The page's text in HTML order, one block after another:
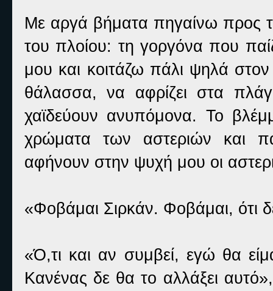
Με αργά βήματα πηγαίνω προς
του πλοίου: τη γοργόνα που
μου και κοιτάζω πάλι ψηλά
θάλασσα, να αφρίζει στα
χαϊδεύουν ανυπόμονα. Το
χρώματα των αστεριών και
αφήνουν στην ψυχή μου οι
«Φοβάμαι Σιρκάν. Φοβάμαι, ότι
«Ό,τι και αν συμβεί, εγώ θα
Κανένας δε θα το αλλάξει αυτό»,